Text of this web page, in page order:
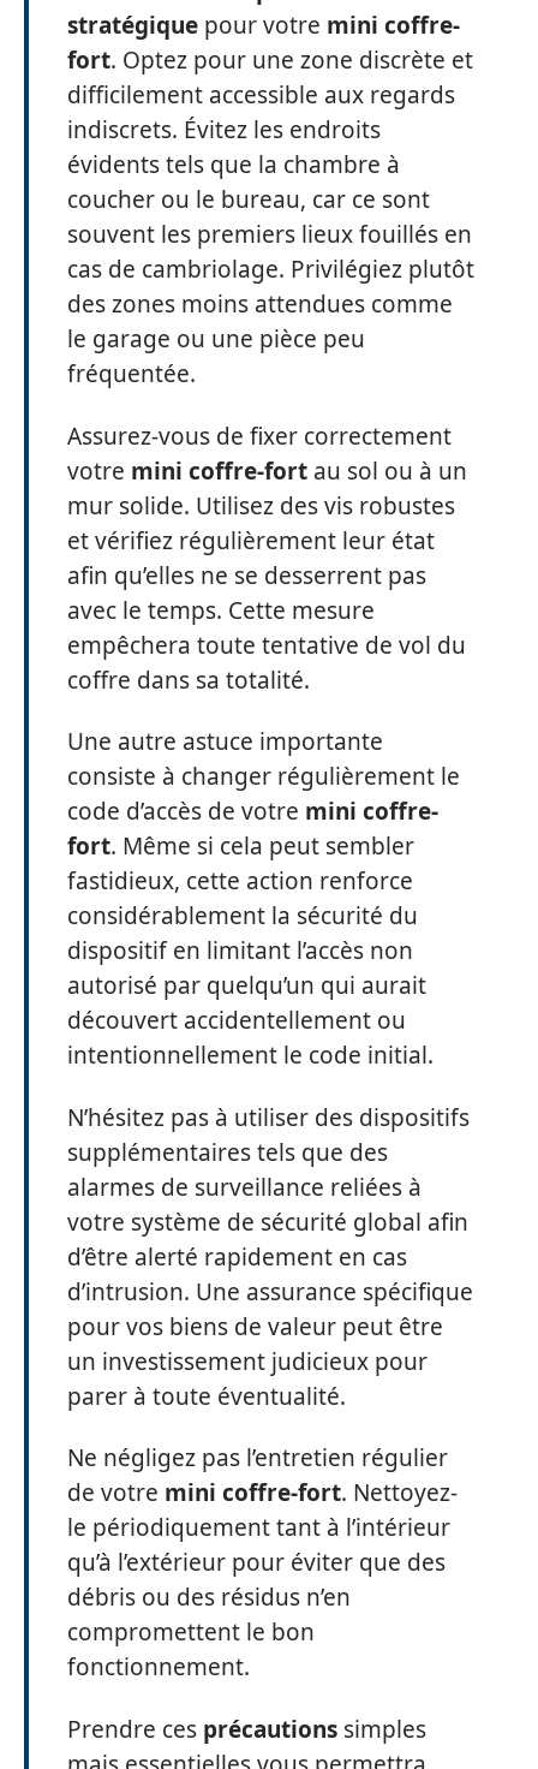
stratégique pour votre mini coffre-
fort. Optez pour une zone discrète et
difficilement accessible aux regards
indiscrets. Évitez les endroits
évidents tels que la chambre à
coucher ou le bureau, car ce sont
souvent les premiers lieux fouillés en
cas de cambriolage. Privilégiez plutôt
des zones moins attendues comme
le garage ou une pièce peu
fréquentée.
Assurez-vous de fixer correctement
votre mini coffre-fort au sol ou à un
mur solide. Utilisez des vis robustes
et vérifiez régulièrement leur état
afin qu’elles ne se desserrent pas
avec le temps. Cette mesure
empêchera toute tentative de vol du
coffre dans sa totalité.
Une autre astuce importante
consiste à changer régulièrement le
code d’accès de votre mini coffre-
fort. Même si cela peut sembler
fastidieux, cette action renforce
considérablement la sécurité du
dispositif en limitant l’accès non
autorisé par quelqu’un qui aurait
découvert accidentellement ou
intentionnellement le code initial.
N’hésitez pas à utiliser des dispositifs
supplémentaires tels que des
alarmes de surveillance reliées à
votre système de sécurité global afin
d’être alerté rapidement en cas
d’intrusion. Une assurance spécifique
pour vos biens de valeur peut être
un investissement judicieux pour
parer à toute éventualité.
Ne négligez pas l’entretien régulier
de votre mini coffre-fort. Nettoyez-
le périodiquement tant à l’intérieur
qu’à l’extérieur pour éviter que des
débris ou des résidus n’en
compromettent le bon
fonctionnement.
Prendre ces précautions simples